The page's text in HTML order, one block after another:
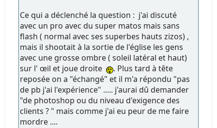
Ce qui a déclenché la question : j'ai discuté
avec un pro avec du super matos mais sans
flash ( normal avec ses superbes hauts zizos) ,
mais il shootait à la sortie de l'église les gens
avec une grosse ombre ( soleil latéral et haut)
sur l' œil et joue droite
. Plus tard à tête
reposée on a "échangé" et il m'a répondu "pas
de pb j'ai l'expérience" ..... j'aurai dû demander
"de photoshop ou du niveau d'exigence des
clients ? " mais comme j'ai eu peur de me faire
mordre ....